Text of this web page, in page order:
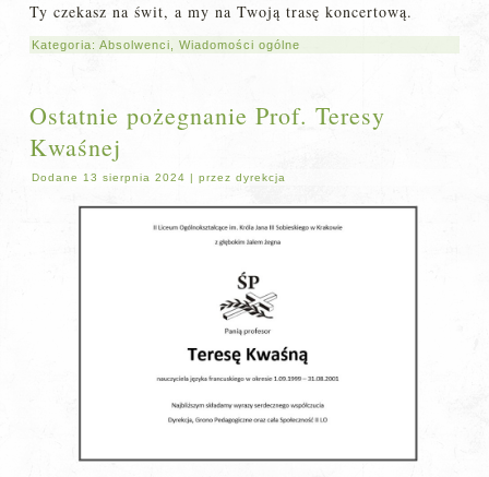
Ty czekasz na świt, a my na Twoją trasę koncertową.
Kategoria:Absolwenci ,Wiadomości ogólne
Ostatnie pożegnanie Prof. Teresy
Kwaśnej
Dodane 13 sierpnia 2024 |przez dyrekcja